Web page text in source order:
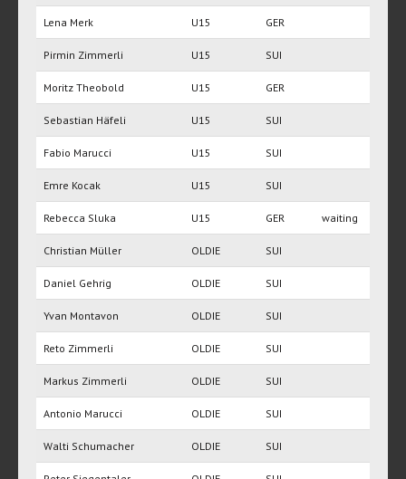
Lena Merk U15 GER
Pirmin Zimmerli U15 SUI
Moritz Theobold U15 GER
Sebastian Häfeli U15 SUI
Fabio Marucci U15 SUI
Emre Kocak U15 SUI
Rebecca Sluka U15 GER waiting
Christian Müller OLDIE SUI
Daniel Gehrig OLDIE SUI
Yvan Montavon OLDIE SUI
Reto Zimmerli OLDIE SUI
Markus Zimmerli OLDIE SUI
Antonio Marucci OLDIE SUI
Walti Schumacher OLDIE SUI